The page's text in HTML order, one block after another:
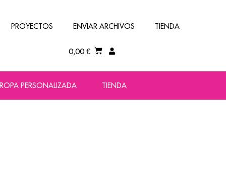
PROYECTOS ENVIAR ARCHIVOS TIENDA
0,00 €
ROPA PERSONALIZADA TIENDA